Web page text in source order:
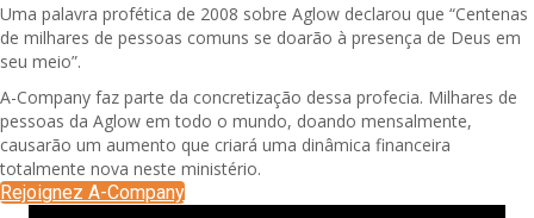
Uma palavra profética de 2008 sobre Aglow declarou que “Centenas
de milhares de pessoas comuns se doarão à presença de Deus em
seu meio”.
A-Company faz parte da concretização dessa profecia. Milhares de
pessoas da Aglow em todo o mundo, doando mensalmente,
causarão um aumento que criará uma dinâmica financeira
totalmente nova neste ministério.
Rejoignez A-Company